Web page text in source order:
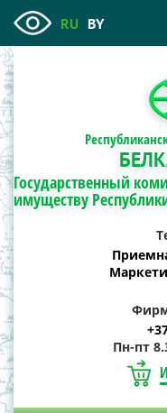
RU BY
Государственный
имуществу
Пн-пт